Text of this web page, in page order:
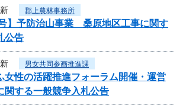
郡上農林事務所
号】予防治山事業 桑原地区工事に関す
公告
男女共同参画推進課
女性の活躍推進フォーラム開催・運営
関する一般競争入札公告